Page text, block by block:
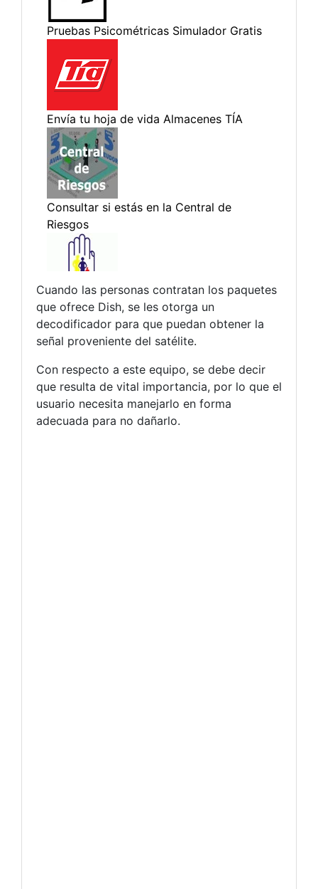
Cuando las personas contratan los paquetes
que ofrece Dish, se les otorga un
decodificador para que puedan obtener la
señal proveniente del satélite.
Con respecto a este equipo, se debe decir
que resulta de vital importancia, por lo que el
usuario necesita manejarlo en forma
adecuada para no dañarlo.